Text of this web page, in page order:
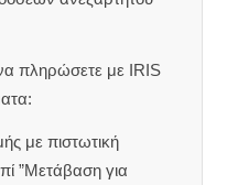
πληρώσετε με IRIS
με πιστωτική
”Μετάβαση για